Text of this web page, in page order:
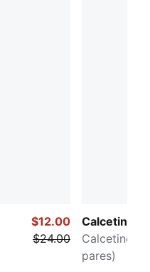
$12.00
$24.00
Calcetines
Calcetines
pares)